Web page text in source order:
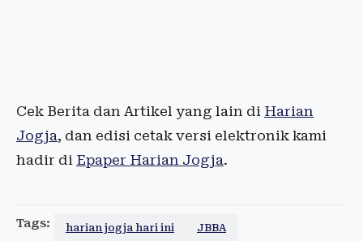
Cek Berita dan Artikel yang lain di Harian
Jogja, dan edisi cetak versi elektronik kami
hadir di Epaper Harian Jogja.
Tags: harian jogja hari ini JBBA